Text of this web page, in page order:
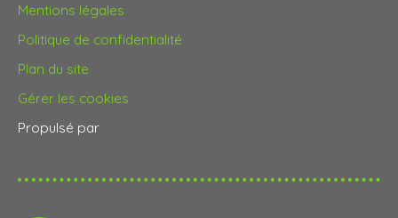
Mentions légales
Politique de confidentialité
Plan du site
Gérer les cookies
Propulsé par